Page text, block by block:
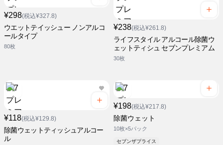
¥298(税込¥327.8)
ウエットテイッシュー ノンアルコ
ールタイプ
80枚
¥238(税込¥261.8)
ライフスタイル アルコール除菌ウ
ェットティシュ セブンプレミアム
30枚
¥118(税込¥129.8)
除菌ウェットティッシュアルコー
ル
¥198(税込¥217.8)
除菌ウェット
10枚×5パック
セブンザプライス